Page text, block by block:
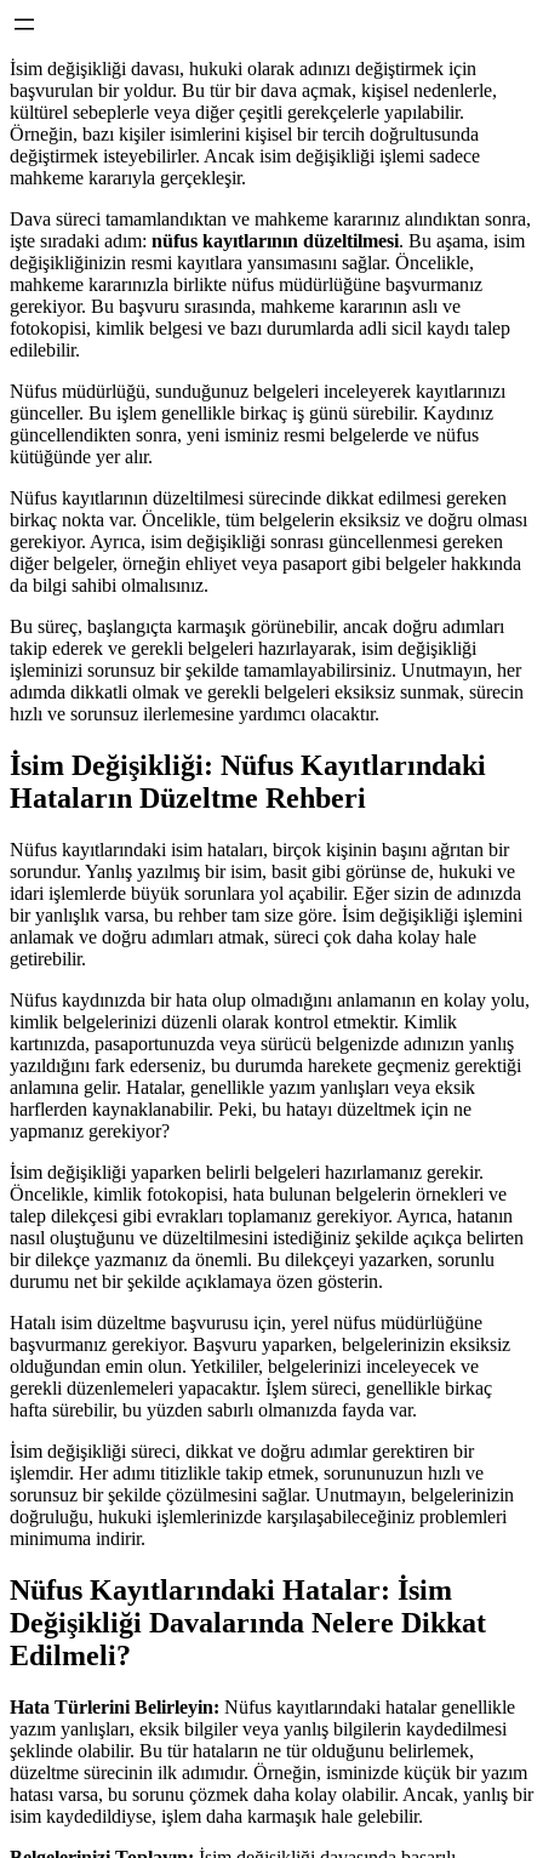
İsim değişikliği davası, hukuki olarak adınızı değiştirmek için
başvurulan bir yoldur. Bu tür bir dava açmak, kişisel nedenlerle,
kültürel sebeplerle veya diğer çeşitli gerekçelerle yapılabilir.
Örneğin, bazı kişiler isimlerini kişisel bir tercih doğrultusunda
değiştirmek isteyebilirler. Ancak isim değişikliği işlemi sadece
mahkeme kararıyla gerçekleşir.
Dava süreci tamamlandıktan ve mahkeme kararınız alındıktan sonra,
işte sıradaki adım: nüfus kayıtlarının düzeltilmesi. Bu aşama, isim
değişikliğinizin resmi kayıtlara yansımasını sağlar. Öncelikle,
mahkeme kararınızla birlikte nüfus müdürlüğüne başvurmanız
gerekiyor. Bu başvuru sırasında, mahkeme kararının aslı ve
fotokopisi, kimlik belgesi ve bazı durumlarda adli sicil kaydı talep
edilebilir.
Nüfus müdürlüğü, sunduğunuz belgeleri inceleyerek kayıtlarınızı
günceller. Bu işlem genellikle birkaç iş günü sürebilir. Kaydınız
güncellendikten sonra, yeni isminiz resmi belgelerde ve nüfus
kütüğünde yer alır.
Nüfus kayıtlarının düzeltilmesi sürecinde dikkat edilmesi gereken
birkaç nokta var. Öncelikle, tüm belgelerin eksiksiz ve doğru olması
gerekiyor. Ayrıca, isim değişikliği sonrası güncellenmesi gereken
diğer belgeler, örneğin ehliyet veya pasaport gibi belgeler hakkında
da bilgi sahibi olmalısınız.
Bu süreç, başlangıçta karmaşık görünebilir, ancak doğru adımları
takip ederek ve gerekli belgeleri hazırlayarak, isim değişikliği
işleminizi sorunsuz bir şekilde tamamlayabilirsiniz. Unutmayın, her
adımda dikkatli olmak ve gerekli belgeleri eksiksiz sunmak, sürecin
hızlı ve sorunsuz ilerlemesine yardımcı olacaktır.
İsim Değişikliği: Nüfus Kayıtlarındaki
Hataların Düzeltme Rehberi
Nüfus kayıtlarındaki isim hataları, birçok kişinin başını ağrıtan bir
sorundur. Yanlış yazılmış bir isim, basit gibi görünse de, hukuki ve
idari işlemlerde büyük sorunlara yol açabilir. Eğer sizin de adınızda
bir yanlışlık varsa, bu rehber tam size göre. İsim değişikliği işlemini
anlamak ve doğru adımları atmak, süreci çok daha kolay hale
getirebilir.
Nüfus kaydınızda bir hata olup olmadığını anlamanın en kolay yolu,
kimlik belgelerinizi düzenli olarak kontrol etmektir. Kimlik
kartınızda, pasaportunuzda veya sürücü belgenizde adınızın yanlış
yazıldığını fark ederseniz, bu durumda harekete geçmeniz gerektiği
anlamına gelir. Hatalar, genellikle yazım yanlışları veya eksik
harflerden kaynaklanabilir. Peki, bu hatayı düzeltmek için ne
yapmanız gerekiyor?
İsim değişikliği yaparken belirli belgeleri hazırlamanız gerekir.
Öncelikle, kimlik fotokopisi, hata bulunan belgelerin örnekleri ve
talep dilekçesi gibi evrakları toplamanız gerekiyor. Ayrıca, hatanın
nasıl oluştuğunu ve düzeltilmesini istediğiniz şekilde açıkça belirten
bir dilekçe yazmanız da önemli. Bu dilekçeyi yazarken, sorunlu
durumu net bir şekilde açıklamaya özen gösterin.
Hatalı isim düzeltme başvurusu için, yerel nüfus müdürlüğüne
başvurmanız gerekiyor. Başvuru yaparken, belgelerinizin eksiksiz
olduğundan emin olun. Yetkililer, belgelerinizi inceleyecek ve
gerekli düzenlemeleri yapacaktır. İşlem süreci, genellikle birkaç
hafta sürebilir, bu yüzden sabırlı olmanızda fayda var.
İsim değişikliği süreci, dikkat ve doğru adımlar gerektiren bir
işlemdir. Her adımı titizlikle takip etmek, sorununuzun hızlı ve
sorunsuz bir şekilde çözülmesini sağlar. Unutmayın, belgelerinizin
doğruluğu, hukuki işlemlerinizde karşılaşabileceğiniz problemleri
minimuma indirir.
Nüfus Kayıtlarındaki Hatalar: İsim
Değişikliği Davalarında Nelere Dikkat
Edilmeli?
Hata Türlerini Belirleyin: Nüfus kayıtlarındaki hatalar genellikle
yazım yanlışları, eksik bilgiler veya yanlış bilgilerin kaydedilmesi
şeklinde olabilir. Bu tür hataların ne tür olduğunu belirlemek,
düzeltme sürecinin ilk adımıdır. Örneğin, isminizde küçük bir yazım
hatası varsa, bu sorunu çözmek daha kolay olabilir. Ancak, yanlış bir
isim kaydedildiyse, işlem daha karmaşık hale gelebilir.